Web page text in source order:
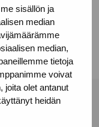
sisällön ja
median
median,
tietoja
voivat
joita olet antanut
heidän